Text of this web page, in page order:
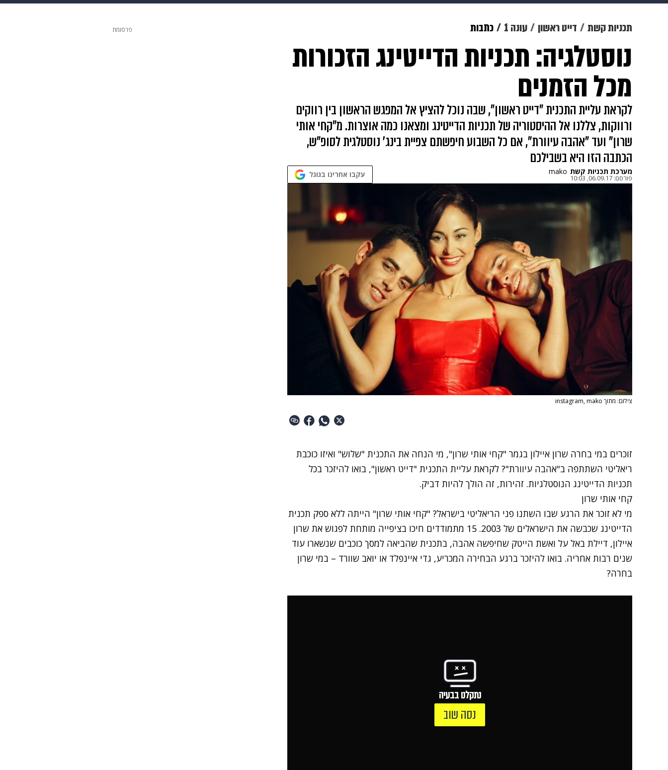
מוזיקה תרבות צבא וביטחון
דיגיטל גאווה ויוה משפט תשעה חודשים מתכונים פרויקטים מיוחדים
תכניות קשת דייט ראשון עונה 1 כתבות
נוסטלגיה: תכניות הדייטינג הזכורות
מכל הזמנים
לקראת עליית התכנית "דייט ראשון", שבה נוכל להציץ אל המפגש הראשון בין רווקים
ורווקות, צללנו אל ההיסטוריה של תכניות הדייטינג ומצאנו כמה אוצרות. מ"קחי אותי
שרון" ועד "אהבה עיוורת", אם כל השבוע חיפשתם צפיית בינג' נוסטלגית לסופ"ש,
הכתבה הזו היא בשבילכם
מערכת תכניות קשת mako
פורסם: 06.09.17, 10:03 עקבו אחרינו בגוגל
צילום: מתוך instagram, mako
זוכרים במי בחרה שרון איילון בגמר "קחי אותי שרון", מי הנחה את התכנית "שלוש" ואיזו כוכבת
ריאליטי השתתפה ב"אהבה עיוורת"? לקראת עליית התכנית "דייט ראשון", בואו להיזכר בכל
תכניות הדייטינג הנוסטלגיות. זהירות, זה הולך להיות דביק.
קחי אותי שרון
מי לא זוכר את הרגע שבו השתנו פני הריאליטי בישראל? "קחי אותי שרון" הייתה ללא ספק תכנית
הדייטינג שכבשה את הישראלים של 2003. 15 מתמודדים חיכו בציפייה מותחת לפגוש את שרון
איילון, דיילת באל על ואשת הייטק שחיפשה אהבה, בתכנית שהביאה למסך כוכבים שנשארו עוד
שנים רבות אחריה. בואו להיזכר ברגע הבחירה המכריע, גדי איינפלד או יואב שוורד – במי שרון
בחרה?
נתקלנו בבעיה
נסה שוב
פרסומת